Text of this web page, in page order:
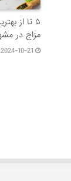
۵ تا از
مزاج در
2024-10-21